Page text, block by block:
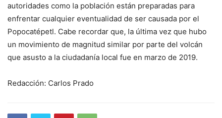
autoridades como la población están preparadas para
enfrentar cualquier eventualidad de ser causada por el
Popocatépetl. Cabe recordar que, la última vez que hubo
un movimiento de magnitud similar por parte del volcán
que asusto a la ciudadanía local fue en marzo de 2019.
Redacción: Carlos Prado